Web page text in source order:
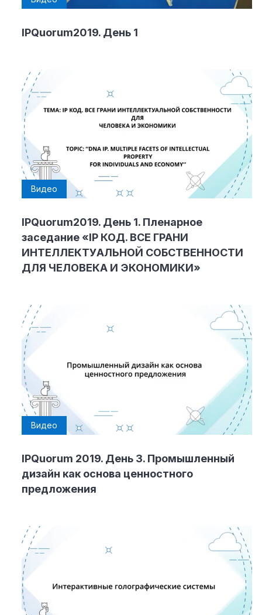
Материалы партнеров
n'RIS
Онлайн патент
Цифровой Сарафан
Смотрите нас в соцсетях и мессенджерах
IPQuorum2019. День 1
Видео
IPQuorum2019. День 1. Пленарное
заседание «IP КОД. ВСЕ ГРАНИ
ИНТЕЛЛЕКТУАЛЬНОЙ СОБСТВЕННОСТИ
ДЛЯ ЧЕЛОВЕКА И ЭКОНОМИКИ»
Видео
IPQuorum 2019. День 3. Промышленный
дизайн как основа ценностного
предложения